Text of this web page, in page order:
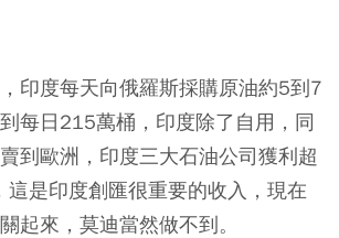
印度每天向俄羅斯採購原油約5到7
每日215萬桶，印度除了自用，同
到歐洲，印度三大石油公司獲利超
是印度創匯很重要的收入，現在
起來，莫迪當然做不到。